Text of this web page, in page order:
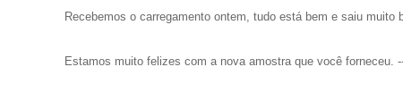
Recebemos o carregamento ontem, tudo está bem e saiu muito
Estamos muito felizes com a nova amostra que você forneceu.